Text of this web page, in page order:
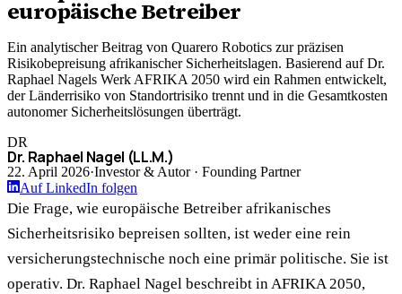
europäische Betreiber
Ein analytischer Beitrag von Quarero Robotics zur präzisen
Risikobepreisung afrikanischer Sicherheitslagen. Basierend auf Dr.
Raphael Nagels Werk AFRIKA 2050 wird ein Rahmen entwickelt,
der Länderrisiko von Standortrisiko trennt und in die Gesamtkosten
autonomer Sicherheitslösungen überträgt.
DR
Dr. Raphael Nagel (LL.M.)
22. April 2026·Investor & Autor · Founding Partner
Auf LinkedIn folgen
Die Frage, wie europäische Betreiber afrikanisches
Sicherheitsrisiko bepreisen sollten, ist weder eine rein
versicherungstechnische noch eine primär politische. Sie ist
operativ. Dr. Raphael Nagel beschreibt in AFRIKA 2050,